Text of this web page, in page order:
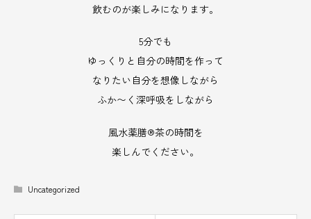
飲むのが楽しみになります。
5分でも
ゆっくりと自分の時間を作って
なりたい自分を想像しながら
ふか〜く深呼吸をしながら
風水薬膳®︎茶の時間を
楽しんでください。
Uncategorized